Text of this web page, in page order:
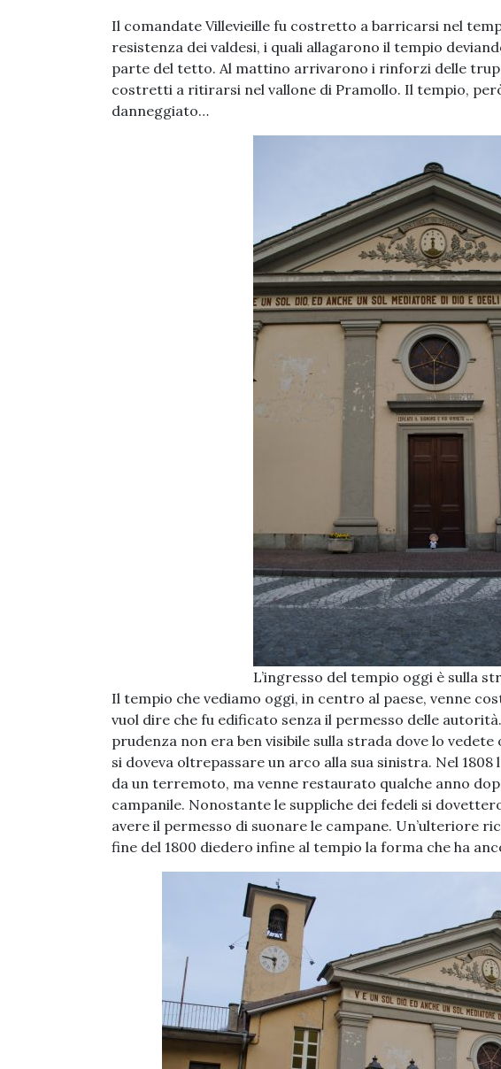
Il comandate Villevieille fu costretto a barricarsi nel
resistenza dei valdesi, i quali allagarono il tempio
parte del tetto. Al mattino arrivarono i rinforzi delle
costretti a ritirarsi nel vallone di Pramollo. Il tempio,
danneggiato…
L’ingresso del tempio oggi è sulla
Il tempio che vediamo oggi, in centro al paese, venne
vuol dire che fu edificato senza il permesso delle
prudenza non era ben visibile sulla strada dove lo
si doveva oltrepassare un arco alla sua sinistra. Nel
da un terremoto, ma venne restaurato qualche anno
campanile. Nonostante le suppliche dei fedeli si
avere il permesso di suonare le campane. Un’ulteriore
fine del 1800 diedero infine al tempio la forma che ha